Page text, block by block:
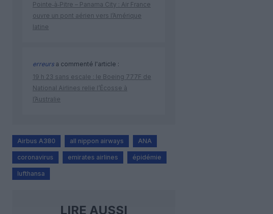
Pointe‑à‑Pitre – Panama City : Air France
ouvre un pont aérien vers l’Amérique
latine
erreursa commenté l'article :
19 h 23 sans escale : le Boeing 777F de
National Airlines relie l’Écosse à
l’Australie
Airbus A380 all nippon airways ANA
coronavirus emirates airlines épidémie
lufthansa
LIRE AUSSI